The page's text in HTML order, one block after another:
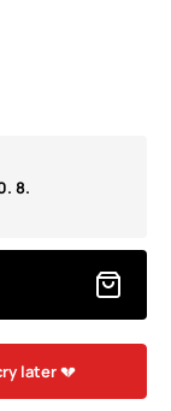
8.
later💔